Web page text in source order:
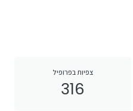
צפיות בפרופיל
316